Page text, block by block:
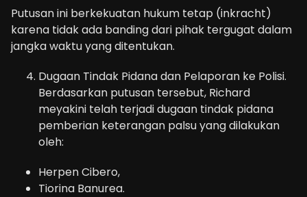
Putusan ini berkekuatan hukum tetap (inkracht)
karena tidak ada banding dari pihak tergugat dalam
jangka waktu yang ditentukan.
Dugaan Tindak Pidana dan Pelaporan ke Polisi.
Berdasarkan putusan tersebut, Richard
meyakini telah terjadi dugaan tindak pidana
pemberian keterangan palsu yang dilakukan
oleh:
Herpen Cibero,
Tiorina Banurea.